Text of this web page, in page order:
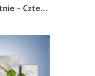
Obraz na płótnie – Czterolistna koniczyna...